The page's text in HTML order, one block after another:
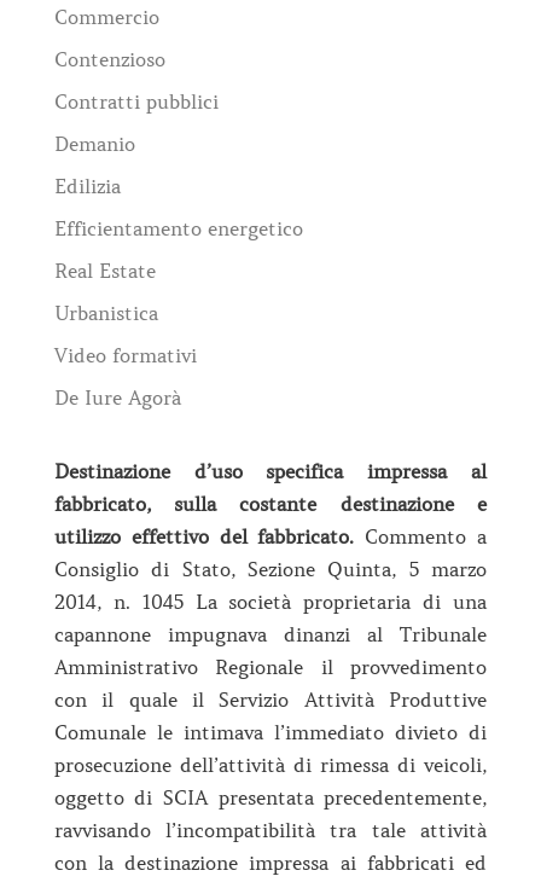
Commercio
Contenzioso
Contratti pubblici
Demanio
Edilizia
Efficientamento energetico
Real Estate
Urbanistica
Video formativi
De Iure Agorà
Destinazione d’uso specifica impressa al
fabbricato, sulla costante destinazione e
utilizzo effettivo del fabbricato. Commento a
Consiglio di Stato, Sezione Quinta, 5 marzo
2014, n. 1045 La società proprietaria di una
capannone impugnava dinanzi al Tribunale
Amministrativo Regionale il provvedimento
con il quale il Servizio Attività Produttive
Comunale le intimava l’immediato divieto di
prosecuzione dell’attività di rimessa di veicoli,
oggetto di SCIA presentata precedentemente,
ravvisando l’incompatibilità tra tale attività
con la destinazione impressa ai fabbricati ed